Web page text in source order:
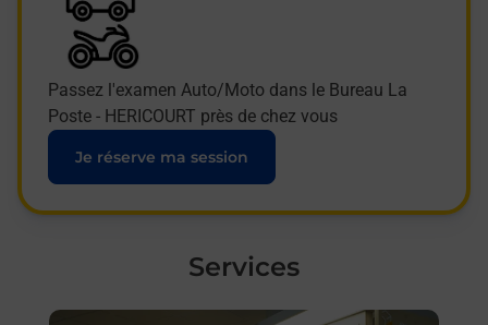
Passez l'examen Auto/Moto dans le Bureau La
Poste - HERICOURT près de chez vous
Je réserve ma session
Services